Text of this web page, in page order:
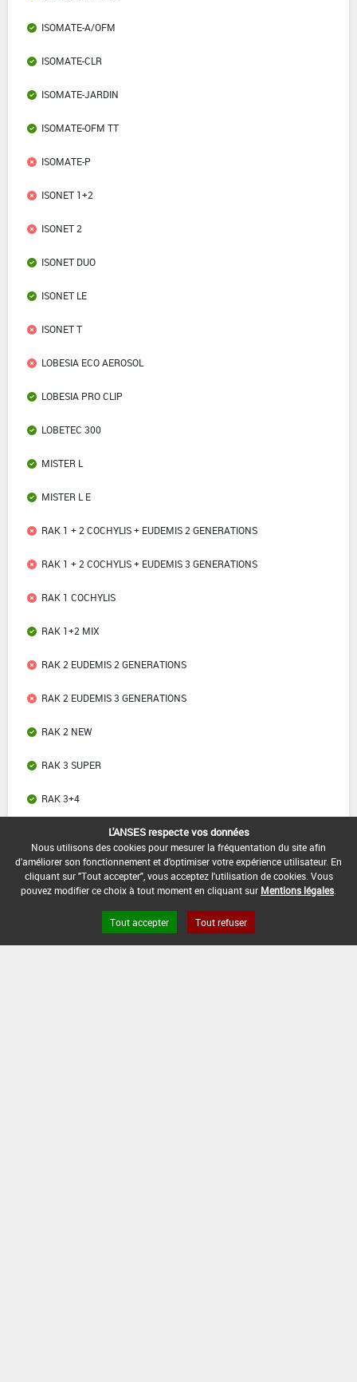
ISOMATE-A/OFM
ISOMATE-CLR
ISOMATE-JARDIN
ISOMATE-OFM TT
ISOMATE-P
ISONET 1+2
ISONET 2
ISONET DUO
ISONET LE
ISONET T
LOBESIA ECO AEROSOL
LOBESIA PRO CLIP
LOBETEC 300
MISTER L
MISTER L E
RAK 1 + 2 COCHYLIS + EUDEMIS 2 GENERATIONS
RAK 1 + 2 COCHYLIS + EUDEMIS 3 GENERATIONS
RAK 1 COCHYLIS
RAK 1+2 MIX
RAK 2 EUDEMIS 2 GENERATIONS
RAK 2 EUDEMIS 3 GENERATIONS
RAK 2 NEW
RAK 3 SUPER
RAK 3+4
RAK 5+6
TUTA PRO PRESS
L'ANSES respecte vos données
Nous utilisons des cookies pour mesurer la fréquentation du site afin
d'améliorer son fonctionnement et d'optimiser votre expérience utilisateur. En
cliquant sur "Tout accepter", vous acceptez l'utilisation de cookies. Vous
pouvez modifier ce choix à tout moment en cliquant sur Mentions légales
Tout accepter Tout refuser